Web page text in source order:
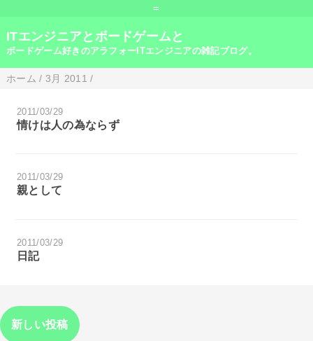
=
ITエンジニアとボードゲームと
ボードゲーム好きのアラフォーITエンジニアの雑記ブログ。
ホーム / 3月 2011 /
2011/03/29
情けは人の為ならず
2011/03/29
親として
2011/03/29
日記
新しい投稿